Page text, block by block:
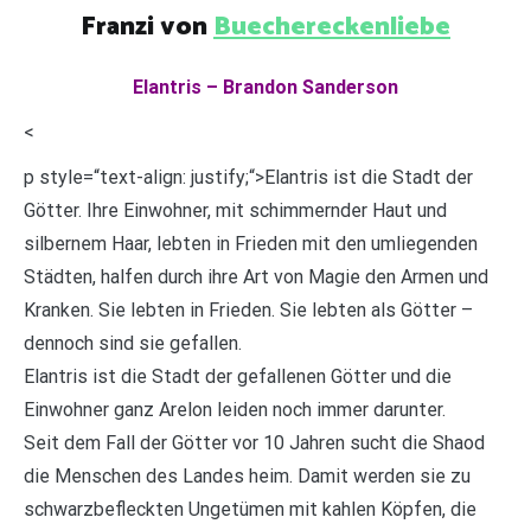
Franzi vonBuechereckenliebe
Elantris – Brandon Sanderson
<
p style=“text-align: justify;“>Elantris ist die Stadt der
Götter. Ihre Einwohner, mit schimmernder Haut und
silbernem Haar, lebten in Frieden mit den umliegenden
Städten, halfen durch ihre Art von Magie den Armen und
Kranken. Sie lebten in Frieden. Sie lebten als Götter –
dennoch sind sie gefallen.
Elantris ist die Stadt der gefallenen Götter und die
Einwohner ganz Arelon leiden noch immer darunter.
Seit dem Fall der Götter vor 10 Jahren sucht die Shaod
die Menschen des Landes heim. Damit werden sie zu
schwarzbefleckten Ungetümen mit kahlen Köpfen, die